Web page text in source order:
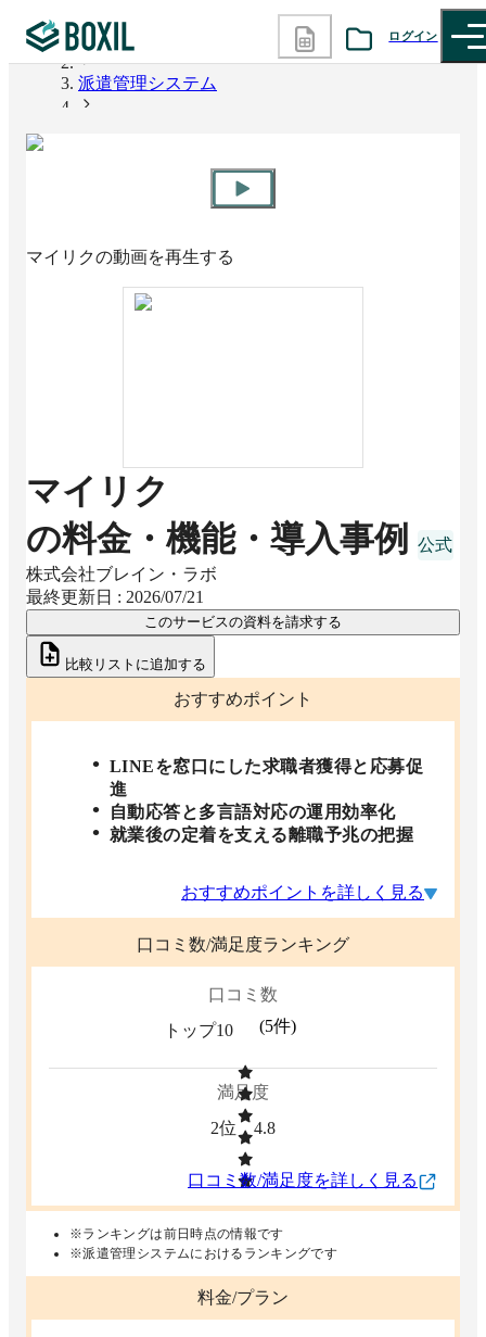
ログイン
カテゴリから探す
BOXIL
派遣管理システム
マイリクの動画を再生する
マイリク
の料金・機能・導入事例
株式会社ブレイン・ラボ
最終更新日 : 2026/07/21
このサービスの資料を請求する
比較リストに追加する
おすすめポイント
LINEを窓口にした求職者獲得と応募促
進
自動応答と多言語対応の運用効率化
就業後の定着を支える離職予兆の把握
おすすめポイントを詳しく見る
口コミ数/満足度ランキング
口コミ数
トップ10
(5件)
満足度
2位
4.8
口コミ数/満足度を詳しく見る
※ランキングは前日時点の情報です
※派遣管理システムにおけるランキングです
料金/プラン